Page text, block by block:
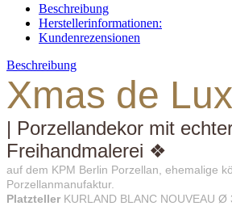
Beschreibung
Herstellerinformationen:
Kundenrezensionen
Beschreibung
Xmas de
| Porzellandekor mit
Freihandmalerei ❖
auf dem KPM Berlin Porzellan, ehemalige
Porzellanmanufaktur.
Platzteller KURLAND BLANC NOUVEAU Ø